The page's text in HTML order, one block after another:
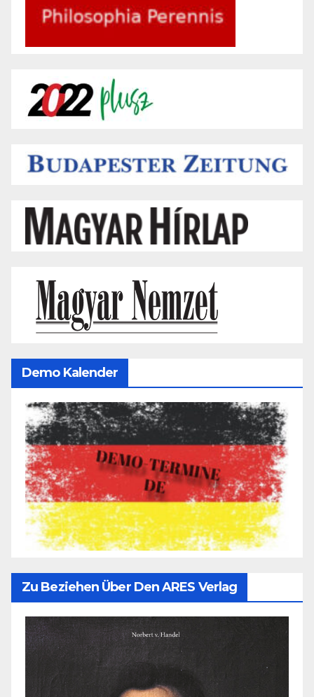
Demo Kalender
Zu Beziehen Über Den ARES Verlag